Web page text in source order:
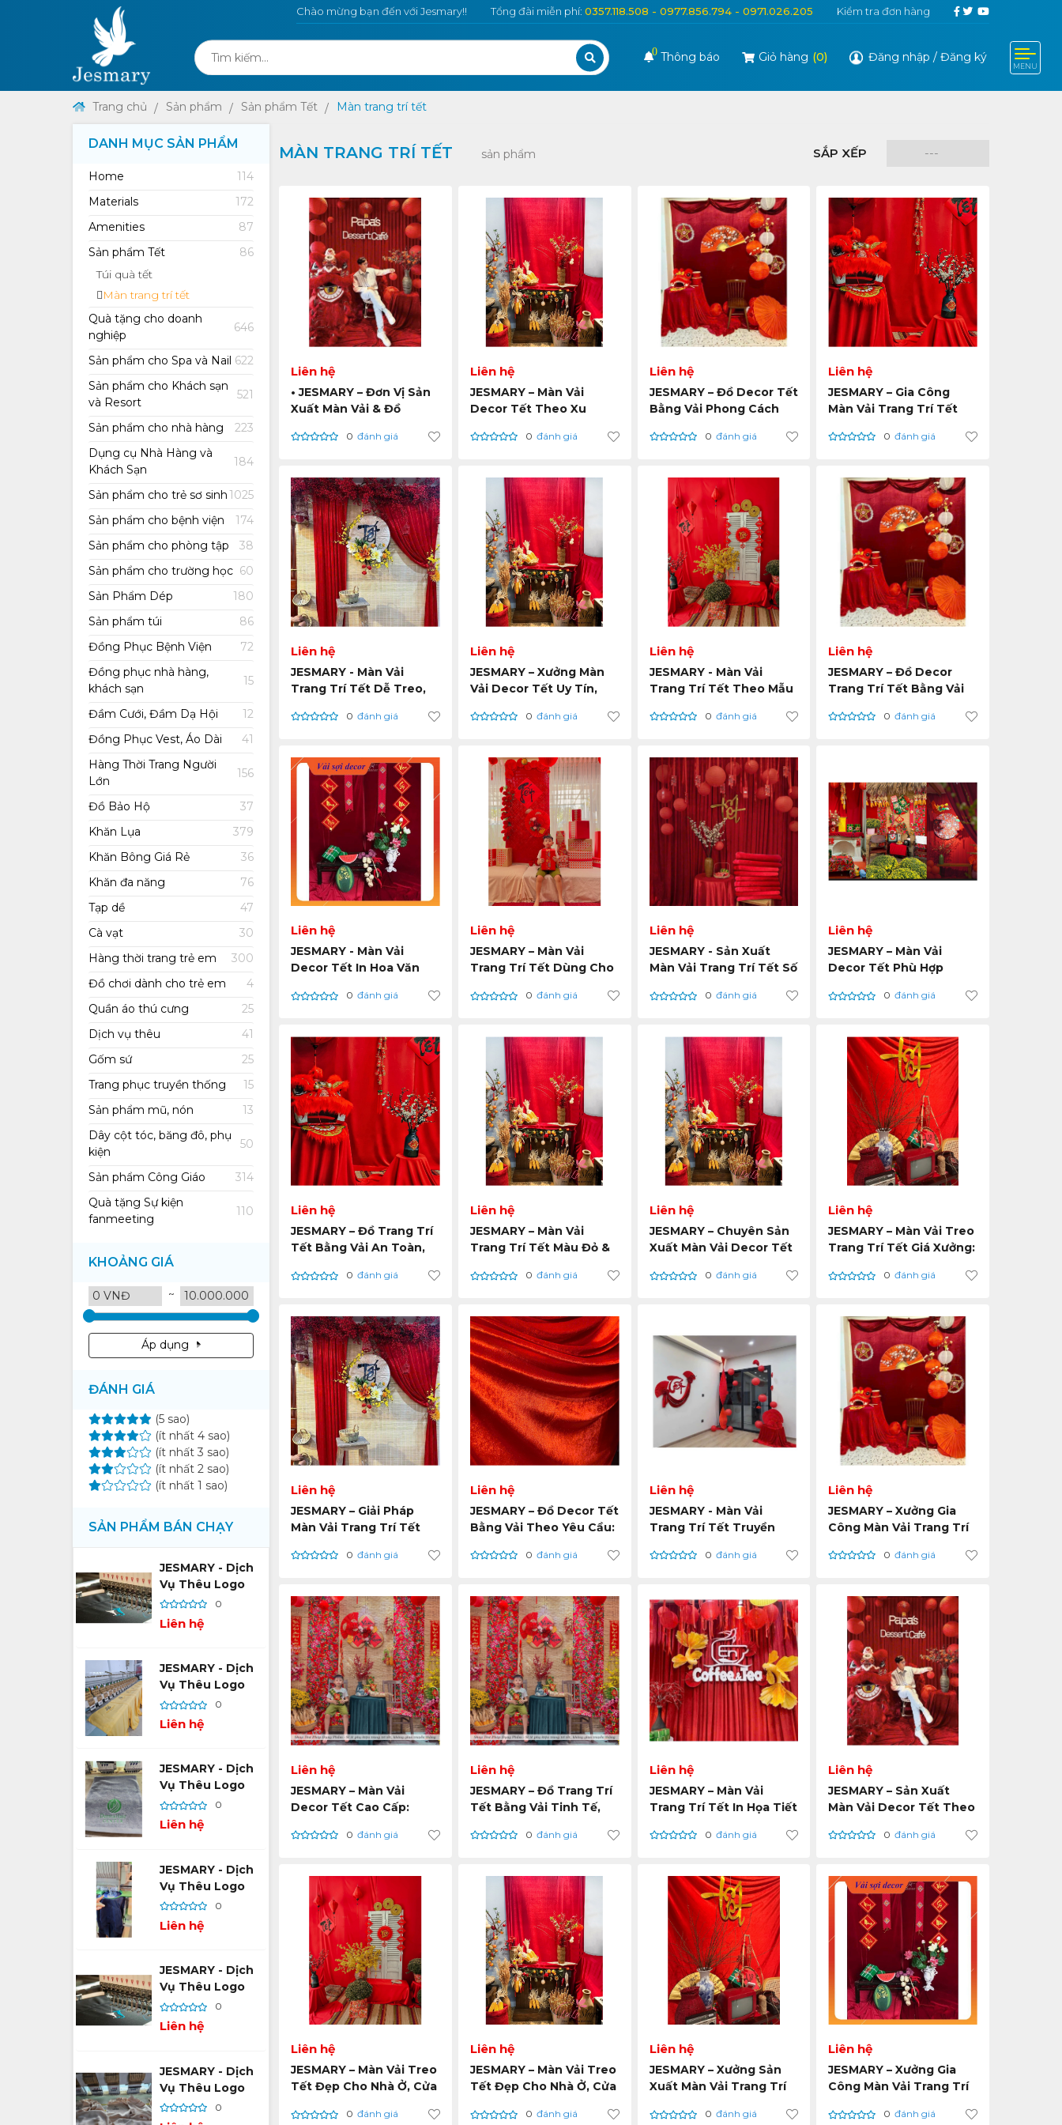
Chào mừng bạn đến với Jesmary!! Tổng đài miễn phí: 0357.118.508 - 0977.856.794 - 0971.026.205 Kiểm tra đơn hàng
0Thông báo Giỏ hàng (0) Đăng nhập / Đăng ký
MENU
Trang chủ Sản phẩm Sản phẩm Tết Màn trang trí tết
DANH MỤC SẢN PHẨM
Home
114
Materials
172
Amenities
87
Sản phẩm Tết
86
Túi quà tết
Màn trang trí tết
Quà tặng cho doanh
nghiệp
646
Sản phẩm cho Spa và Nail 622
Sản phẩm cho Khách sạn
và Resort
521
Sản phẩm cho nhà hàng
223
Dụng cụ Nhà Hàng và
Khách Sạn
184
Sản phẩm cho trẻ sơ sinh1025
Sản phẩm cho bệnh viện
174
Sản phẩm cho phòng tập
38
Sản phẩm cho trường học 60
Sản Phẩm Dép
180
Sản phẩm túi
86
Đồng Phục Bệnh Viện
72
Đồng phục nhà hàng,
khách sạn
15
Đầm Cưới, Đầm Dạ Hội
12
Đồng Phục Vest, Áo Dài
41
Hàng Thời Trang Người
Lớn
156
Đồ Bảo Hộ
37
Khăn Lụa
379
Khăn Bông Giá Rẻ
36
Khăn đa năng
76
Tạp dề
47
Cà vạt
30
Hàng thời trang trẻ em
300
Đồ chơi dành cho trẻ em
4
Quần áo thú cưng
25
Dịch vụ thêu
41
Gốm sứ
25
Trang phục truyền thống
15
Sản phẩm mũ, nón
13
Dây cột tóc, băng đô, phụ
kiện
50
Sản phẩm Công Giáo
314
Quà tặng Sự kiện
fanmeeting
110
KHOẢNG GIÁ
~
Áp dụng
ĐÁNH GIÁ
(5 sao)
(ít nhất 4 sao)
(ít nhất 3 sao)
(ít nhất 2 sao)
(ít nhất 1 sao)
SẢN PHẨM BÁN CHẠY
JESMARY - Dịch
Vụ Thêu Logo
Theo Yêu Cầu –
Vũ Khí Xây Dựng
Thương Hiệu Bền
0
Liên hệ
JESMARY - Dịch
Vụ Thêu Logo
Theo Yêu Cầu –
Hướng Dẫn Chi
Tiết Từ A Đến Z
0
Liên hệ
JESMARY - Dịch
Vụ Thêu Logo
Theo Yêu Cầu –
Tối Ưu Thương
Hiệu, Tăng Nhận
0
Liên hệ
JESMARY - Dịch
Vụ Thêu Logo
Theo Yêu Cầu –
Giải Pháp Ghi
Dấu Thương Hiệu
0
Liên hệ
JESMARY - Dịch
Vụ Thêu Logo
Theo Yêu Cầu –
Tạo Dấu Ấn
Thương Hiệu Bền
0
Liên hệ
JESMARY - Dịch
Vụ Thêu Logo
Theo Yêu Cầu –
Tối Ưu Hóa Hình
0
MÀN TRANG TRÍ TẾT sản phẩm SẮP XẾP
Liên hệ
• JESMARY – Đơn Vị Sản
Xuất Màn Vải & Đồ
Toàn Quốc
0 đánh giá
Liên hệ
JESMARY – Màn Vải
Decor Tết Theo Xu
Trực Tiếp Tại Xưởng
0 đánh giá
Liên hệ
JESMARY – Đồ Decor Tết
Bằng Vải Phong Cách
Thống
0 đánh giá
Liên hệ
JESMARY – Gia Công
Màn Vải Trang Trí Tết
Thương Hiệu
0 đánh giá
Liên hệ
JESMARY - Màn Vải
Trang Trí Tết Dễ Treo,
0 đánh giá
Liên hệ
JESMARY – Xưởng Màn
Vải Decor Tết Uy Tín,
0 đánh giá
Liên hệ
JESMARY - Màn Vải
Trang Trí Tết Theo Mẫu
0 đánh giá
Liên hệ
JESMARY – Đồ Decor
Trang Trí Tết Bằng Vải
Quả Cao
0 đánh giá
Liên hệ
JESMARY - Màn Vải
Decor Tết In Hoa Văn
Xuất Tại Xưởng
0 đánh giá
Liên hệ
JESMARY – Màn Vải
Trang Trí Tết Dùng Cho
Kiện Xuân0 đánh giá
Liên hệ
JESMARY - Sản Xuất
Màn Vải Trang Trí Tết Số
Xuất Kho
0 đánh giá
Liên hệ
JESMARY – Màn Vải
Decor Tết Phù Hợp
Chung Cư0 đánh giá
Liên hệ
JESMARY – Đồ Trang Trí
Tết Bằng Vải An Toàn,
0 đánh giá
Liên hệ
JESMARY – Màn Vải
Trang Trí Tết Màu Đỏ &
Trực Tiếp Tại Xưởng
0 đánh giá
Liên hệ
JESMARY – Chuyên Sản
Xuất Màn Vải Decor Tết
Án
0 đánh giá
Liên hệ
JESMARY – Màn Vải Treo
Trang Trí Tết Giá Xưởng:
TP. Hồ Chí Minh
0 đánh giá
Liên hệ
JESMARY – Giải Pháp
Màn Vải Trang Trí Tết
0 đánh giá
Liên hệ
JESMARY – Đồ Decor Tết
Bằng Vải Theo Yêu Cầu:
Trọn Gói
0 đánh giá
Liên hệ
JESMARY - Màn Vải
Trang Trí Tết Truyền
Xuất Tại TP. Hồ Chí Minh
0 đánh giá
Liên hệ
JESMARY – Xưởng Gia
Công Màn Vải Trang Trí
Showroom
0 đánh giá
Liên hệ
JESMARY – Màn Vải
Decor Tết Cao Cấp:
Cao Từ Xưởng Tại TP.
0 đánh giá
Liên hệ
JESMARY – Đồ Trang Trí
Tết Bằng Vải Tinh Tế,
Decor
0 đánh giá
Liên hệ
JESMARY – Màn Vải
Trang Trí Tết In Họa Tiết
Quyền Từ Xưởng Sản
0 đánh giá
Liên hệ
JESMARY – Sản Xuất
Màn Vải Decor Tết Theo
Công Toàn Quốc
0 đánh giá
Liên hệ
JESMARY – Màn Vải Treo
Tết Đẹp Cho Nhà Ở, Cửa
Thương Mại
0 đánh giá
Liên hệ
JESMARY – Màn Vải Treo
Tết Đẹp Cho Nhà Ở, Cửa
Thương Mại
0 đánh giá
Liên hệ
JESMARY – Xưởng Sản
Xuất Màn Vải Trang Trí
Qua Trung Gian
0 đánh giá
Liên hệ
JESMARY – Xưởng Gia
Công Màn Vải Trang Trí
Việt Nam
0 đánh giá